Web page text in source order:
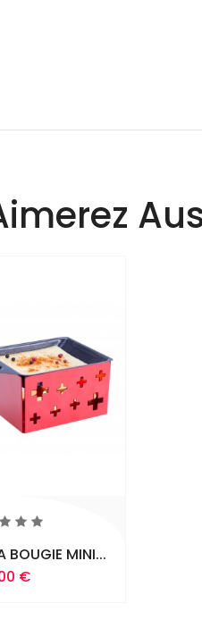
BOUGIE MINI...
€
Au